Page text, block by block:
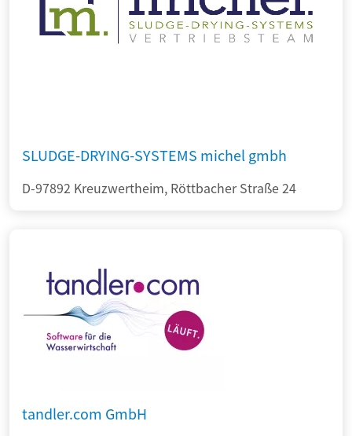
SLUDGE-DRYING-SYSTEMS michel gmbh
D-97892 Kreuzwertheim, Röttbacher Straße 24
tandler.com GmbH